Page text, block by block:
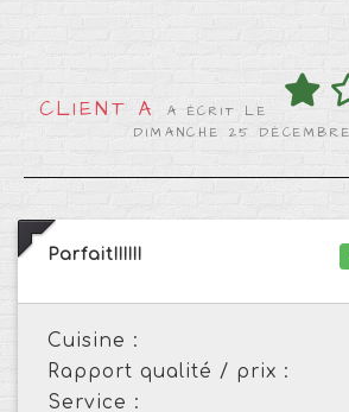
CLIENT A
A ÉCRIT LE
DIMANCHE 25
Parfait!!!!!!
Cuisine :
Rapport qualité / prix :
Service :